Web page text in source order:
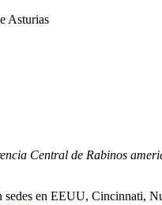
Asturias
Central de Rabinos
en EEUU, Cincinnati,